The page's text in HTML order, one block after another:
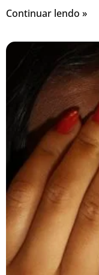
Continuar lendo »